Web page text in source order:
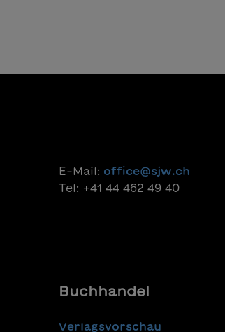
E-Mail: office@sjw.ch
Tel: +41 44 462 49 40
Buchhandel
Verlagsvorschau